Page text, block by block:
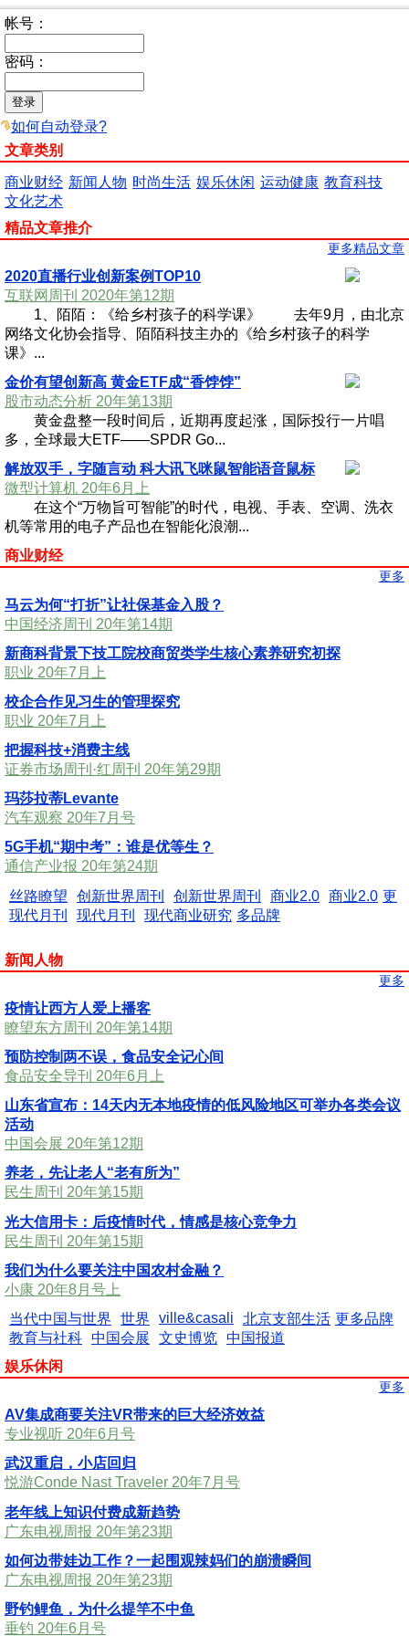
帐号：
密码：
如何自动登录?
文章类别
商业财经 新闻人物 时尚生活 娱乐休闲 运动健康 教育科技
文化艺术
精品文章推介
更多精品文章
2020直播行业创新案例TOP10
互联网周刊 2020年第12期
1、陌陌：《给乡村孩子的科学课》 去年9月，由北京
网络文化协会指导、陌陌科技主办的《给乡村孩子的科学
课》...
金价有望创新高 黄金ETF成“香饽饽”
股市动态分析 20年第13期
黄金盘整一段时间后，近期再度起涨，国际投行一片唱
多，全球最大ETF——SPDR Go...
解放双手，字随言动 科大讯飞咪鼠智能语音鼠标
微型计算机 20年6月上
在这个“万物旨可智能”的时代，电视、手表、空调、洗衣
机等常用的电子产品也在智能化浪潮...
商业财经
更多
马云为何“打折”让社保基金入股？
中国经济周刊 20年第14期
新商科背景下技工院校商贸类学生核心素养研究初探
职业 20年7月上
校企合作见习生的管理探究
职业 20年7月上
把握科技+消费主线
证券市场周刊·红周刊 20年第29期
玛莎拉蒂Levante
汽车观察 20年7月号
5G手机“期中考”：谁是优等生？
通信产业报 20年第24期
丝路瞭望
创新世界周刊 创新世界周刊 商业2.0 商业2.0
现代月刊
现代月刊 现代商业研究
更
多品牌
新闻人物
更多
疫情让西方人爱上播客
瞭望东方周刊 20年第14期
预防控制两不误，食品安全记心间
食品安全导刊 20年6月上
山东省宣布：14天内无本地疫情的低风险地区可举办各类会议
活动
中国会展 20年第12期
养老，先让老人“老有所为”
民生周刊 20年第15期
光大信用卡：后疫情时代，情感是核心竞争力
民生周刊 20年第15期
我们为什么要关注中国农村金融？
小康 20年8月号上
当代中国与世界
世界 ville&casali
北京支部生活
教育与社科 中国会展 文史博览 中国报道
更多品牌
娱乐休闲
更多
AV集成商要关注VR带来的巨大经济效益
专业视听 20年6月号
武汉重启，小店回归
悦游Conde Nast Traveler 20年7月号
老年线上知识付费成新趋势
广东电视周报 20年第23期
如何边带娃边工作？一起围观辣妈们的崩溃瞬间
广东电视周报 20年第23期
野钓鲤鱼，为什么提竿不中鱼
垂钓 20年6月号